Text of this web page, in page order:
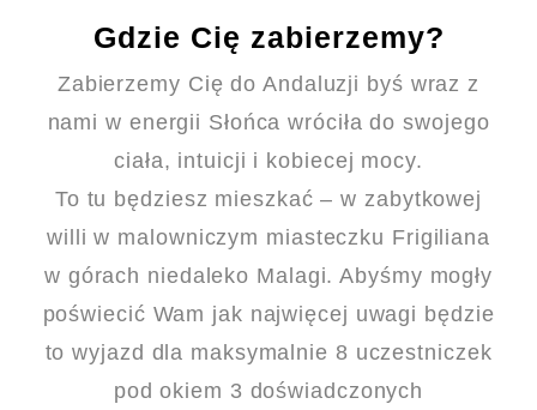
Gdzie Cię zabierzemy?
Zabierzemy Cię do Andaluzji byś wraz z
nami w energii Słońca wróciła do swojego
ciała, intuicji i kobiecej mocy.
To tu będziesz mieszkać – w zabytkowej
willi w malowniczym miasteczku Frigiliana
w górach niedaleko Malagi. Abyśmy mogły
poświecić Wam jak najwięcej uwagi będzie
to wyjazd dla maksymalnie 8 uczestniczek
pod okiem 3 doświadczonych